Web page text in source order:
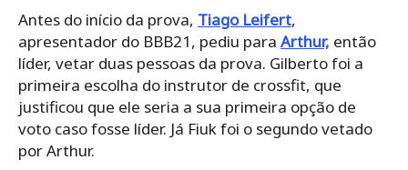
Antes do início da prova, Tiago Leifert,
apresentador do BBB21, pediu para Arthur, então
líder, vetar duas pessoas da prova. Gilberto foi a
primeira escolha do instrutor de crossfit, que
justificou que ele seria a sua primeira opção de
voto caso fosse líder. Já Fiuk foi o segundo vetado
por Arthur.